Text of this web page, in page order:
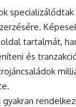
tartalmát,
és